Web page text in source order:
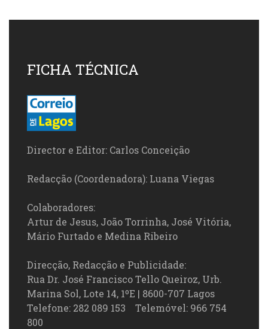
FICHA TÉCNICA
Director e Editor: Carlos Conceição
Redacção (Coordenadora): Luana Viegas
Colaboradores:
Artur de Jesus, João Torrinha, José Vitória,
Mário Furtado e Medina Ribeiro
Direcção, Redacção e Publicidade:
Rua Dr. José Francisco Tello Queiroz, Urb.
Marina Sol, Lote 14, 1ºE | 8600-707 Lagos
Telefone: 282 089 153 Telemóvel: 966 754
800